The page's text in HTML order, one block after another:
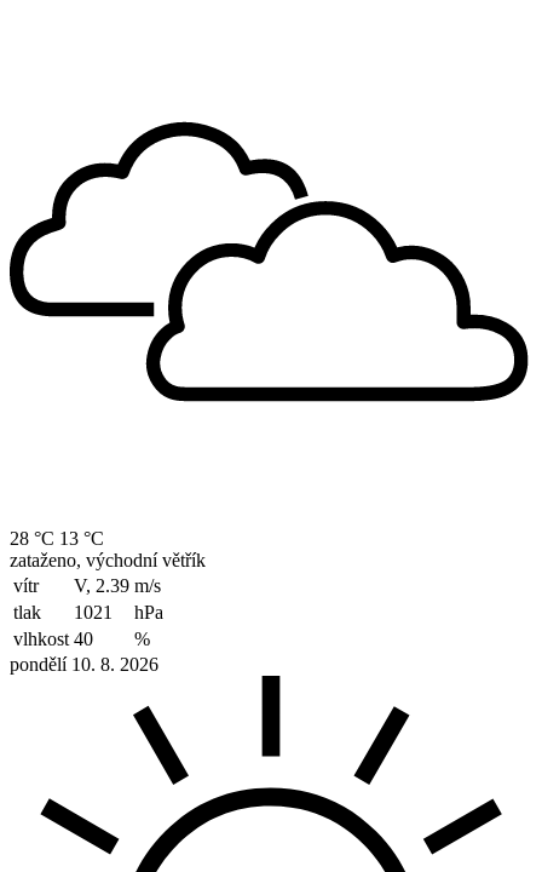
28 °C 13 °C
zataženo, východní větřík
vítr
V, 2.39 m/s
tlak
1021
hPa
vlhkost 40
%
pondělí 10. 8. 2026